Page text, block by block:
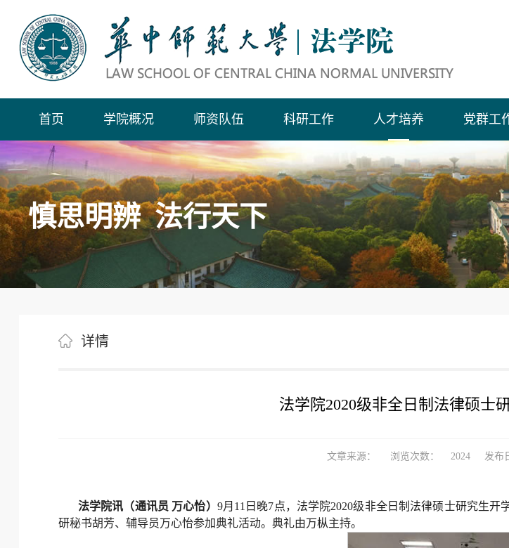
首页 学院概况 师资队伍 科研工作 人才培养 党群工
慎思明辨 法行天下
详情
法学院2020级非全日制法律硕士
文章来源： 浏览次数： 2024 发布
法学院讯（通讯员 万心怡） 9月11日晚7点，法学院2020级非全日制法律硕士研究生
研秘书胡芳、辅导员万心怡参加典礼活动。典礼由万枞主持。